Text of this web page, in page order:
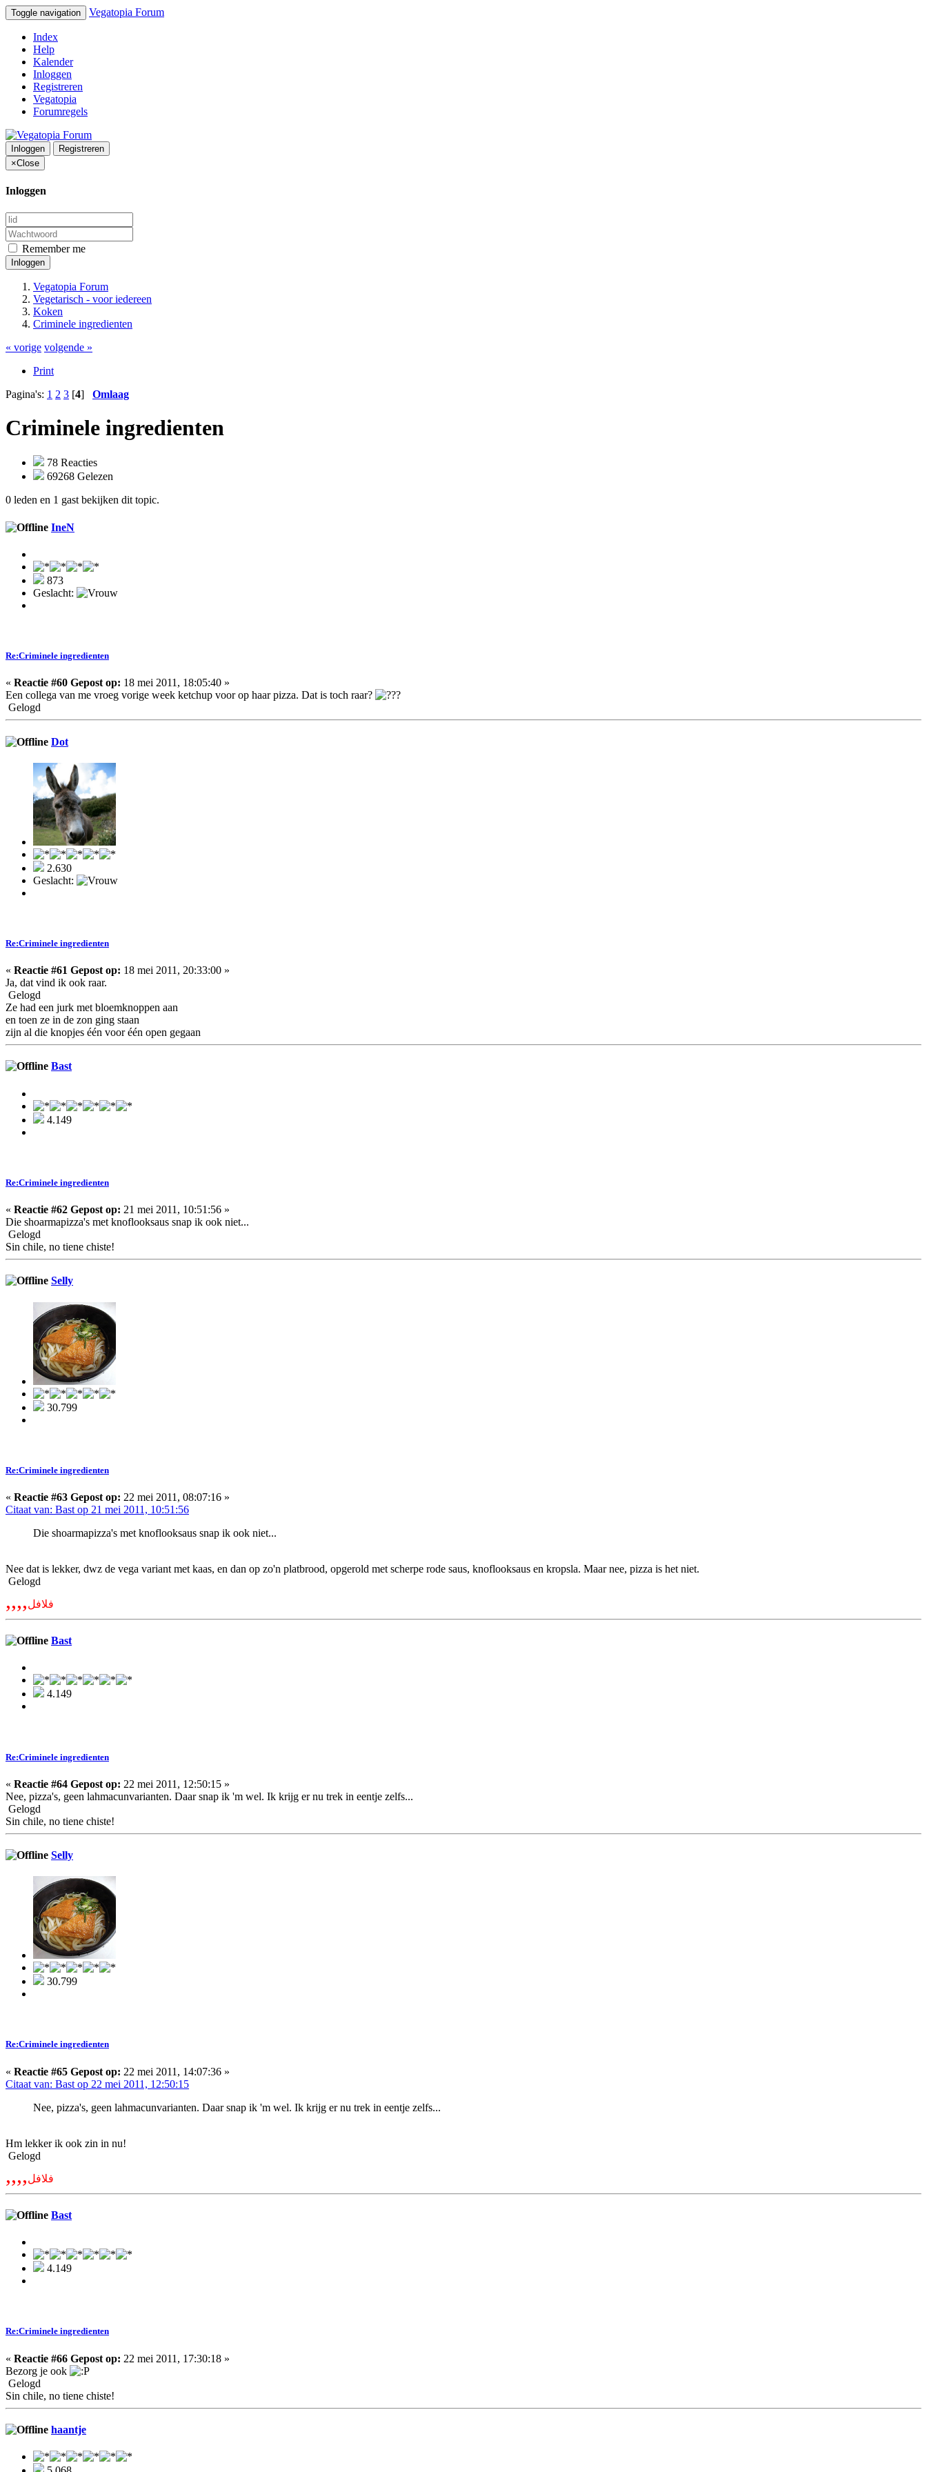
Toggle navigation Vegatopia Forum
Index
Help
Kalender
Inloggen
Registreren
Vegatopia
Forumregels
Inloggen
Registreren
×Close
Inloggen
Remember me
Inloggen
Vegatopia Forum
Vegetarisch - voor iedereen
Koken
Criminele ingredienten
« vorige volgende »
Print
Pagina's: 1 2 3 [4] Omlaag
Criminele ingredienten
78 Reacties
69268 Gelezen
0 leden en 1 gast bekijken dit topic.
IneN
873
Geslacht:
Re:Criminele ingredienten
« Reactie #60 Gepost op: 18 mei 2011, 18:05:40 »
Een collega van me vroeg vorige week ketchup voor op haar pizza. Dat is toch raar?
Gelogd
Dot
2.630
Geslacht:
Re:Criminele ingredienten
« Reactie #61 Gepost op: 18 mei 2011, 20:33:00 »
Ja, dat vind ik ook raar.
Gelogd
Ze had een jurk met bloemknoppen aan
en toen ze in de zon ging staan
zijn al die knopjes één voor één open gegaan
Bast
4.149
Re:Criminele ingredienten
« Reactie #62 Gepost op: 21 mei 2011, 10:51:56 »
Die shoarmapizza's met knoflooksaus snap ik ook niet...
Gelogd
Sin chile, no tiene chiste!
Selly
30.799
Re:Criminele ingredienten
« Reactie #63 Gepost op: 22 mei 2011, 08:07:16 »
Citaat van: Bast op 21 mei 2011, 10:51:56
Die shoarmapizza's met knoflooksaus snap ik ook niet...
Nee dat is lekker, dwz de vega variant met kaas, en dan op zo'n platbrood, opgerold met scherpe rode saus, knoflooksaus en kropsla. Maar nee, pizza is het niet.
Gelogd
,,,,فلافل
Bast
4.149
Re:Criminele ingredienten
« Reactie #64 Gepost op: 22 mei 2011, 12:50:15 »
Nee, pizza's, geen lahmacunvarianten. Daar snap ik 'm wel. Ik krijg er nu trek in eentje zelfs...
Gelogd
Sin chile, no tiene chiste!
Selly
30.799
Re:Criminele ingredienten
« Reactie #65 Gepost op: 22 mei 2011, 14:07:36 »
Citaat van: Bast op 22 mei 2011, 12:50:15
Nee, pizza's, geen lahmacunvarianten. Daar snap ik 'm wel. Ik krijg er nu trek in eentje zelfs...
Hm lekker ik ook zin in nu!
Gelogd
,,,,فلافل
Bast
4.149
Re:Criminele ingredienten
« Reactie #66 Gepost op: 22 mei 2011, 17:30:18 »
Bezorg je ook
Gelogd
Sin chile, no tiene chiste!
haantje